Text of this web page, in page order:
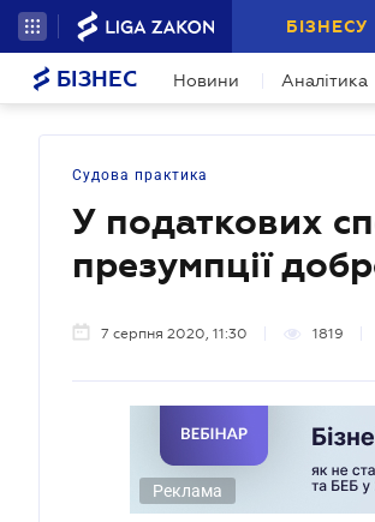
БІЗНЕСУ
БІЗНЕС Новини Аналітика
Судова практика
У податкових
презумпції
7 серпня 2020, 11:30 1819
Реклама